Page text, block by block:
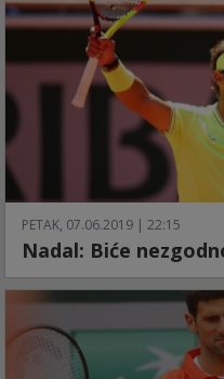
PETAK, 07.06.2019 | 22:15
Nadal: Biće